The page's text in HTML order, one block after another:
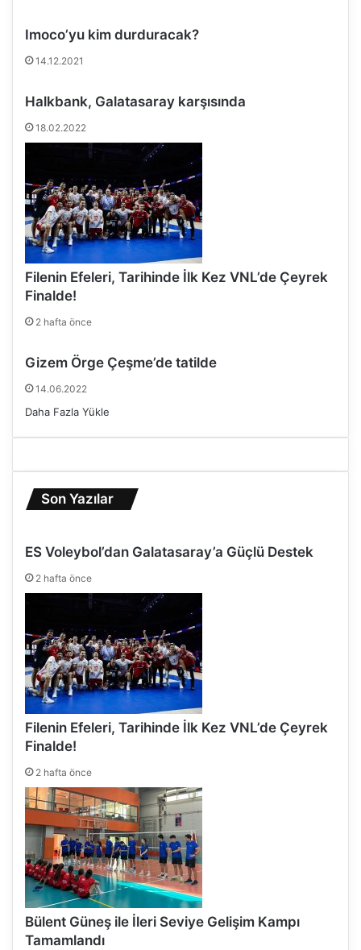
p
i
y
n
F
e
n
b
a
h
ç
e
O
p
e
Imoco’yu kim durduracak?
14.12.2021
Halkbank, Galatasaray karşısında
18.02.2022
Filenin Efeleri, Tarihinde İlk Kez VNL’de Çeyrek
Finalde!
2 hafta önce
Gizem Örge Çeşme’de tatilde
14.06.2022
Daha Fazla Yükle
Son Yazılar
ES Voleybol’dan Galatasaray’a Güçlü Destek
2 hafta önce
Filenin Efeleri, Tarihinde İlk Kez VNL’de Çeyrek
Finalde!
2 hafta önce
Bülent Güneş ile İleri Seviye Gelişim Kampı
Tamamlandı